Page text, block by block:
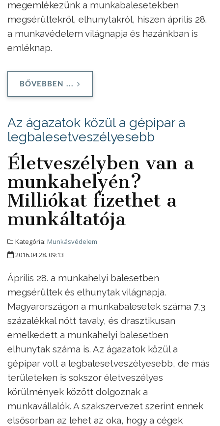
megemlékezünk a munkabalesetekben
megsérültekről, elhunytakról, hiszen április 28.
a munkavédelem világnapja és hazánkban is
emléknap.
BŐVEBBEN ...
Az ágazatok közül a gépipar a
legbalesetveszélyesebb
Életveszélyben van a
munkahelyén?
Milliókat fizethet a
munkáltatója
Kategória: Munkásvédelem
2016.04.28. 09:13
Április 28. a munkahelyi balesetben
megsérültek és elhunytak világnapja.
Magyarországon a munkabalesetek száma 7,3
százalékkal nőtt tavaly, és drasztikusan
emelkedett a munkahelyi balesetben
elhunytak száma is. Az ágazatok közül a
gépipar volt a legbalesetveszélyesebb, de más
területeken is sokszor életveszélyes
körülmények között dolgoznak a
munkavállalók. A szakszervezet szerint ennek
elsősorban az lehet az oka, hogy a cégek